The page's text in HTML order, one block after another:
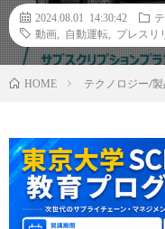
2024.08.01 14:30:42
動画
自動運転 プレスリ
HOME テクノロジー/製